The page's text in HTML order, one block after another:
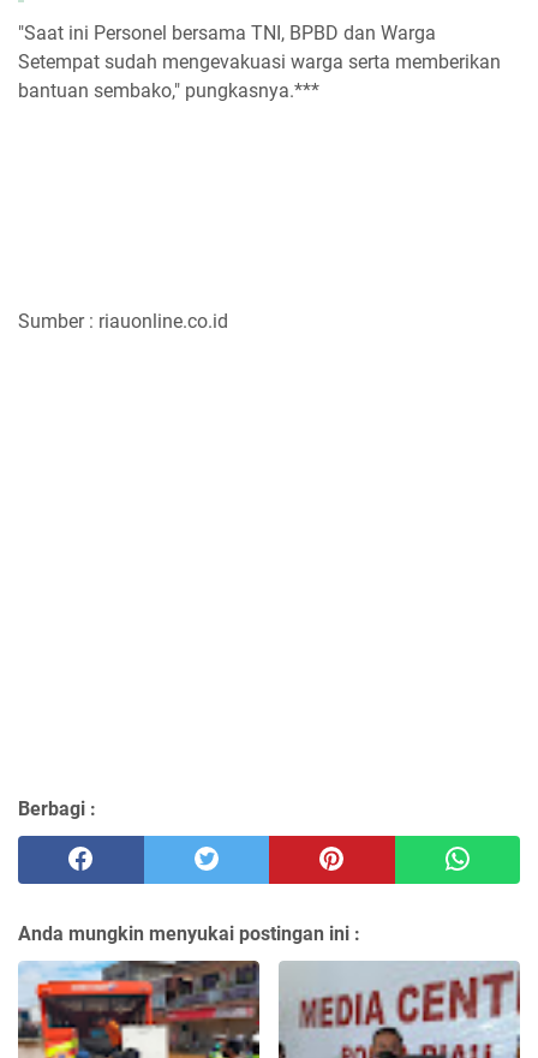
"Saat ini Personel bersama TNI, BPBD dan Warga
Setempat sudah mengevakuasi warga serta memberikan
bantuan sembako," pungkasnya.***
Sumber : riauonline.co.id
Berbagi :
Anda mungkin menyukai postingan ini :